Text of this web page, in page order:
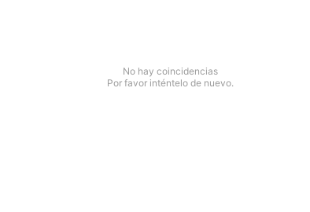
No hay coincidencias
Por favor inténtelo de nuevo.